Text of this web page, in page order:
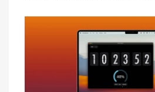
den
Mac